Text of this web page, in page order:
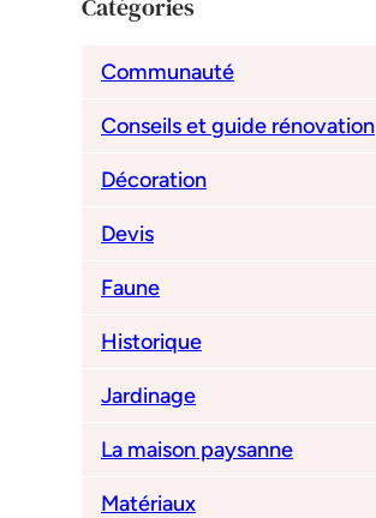
Catégories
Communauté
Conseils et guide rénovation
Décoration
Devis
Faune
Historique
Jardinage
La maison paysanne
Matériaux